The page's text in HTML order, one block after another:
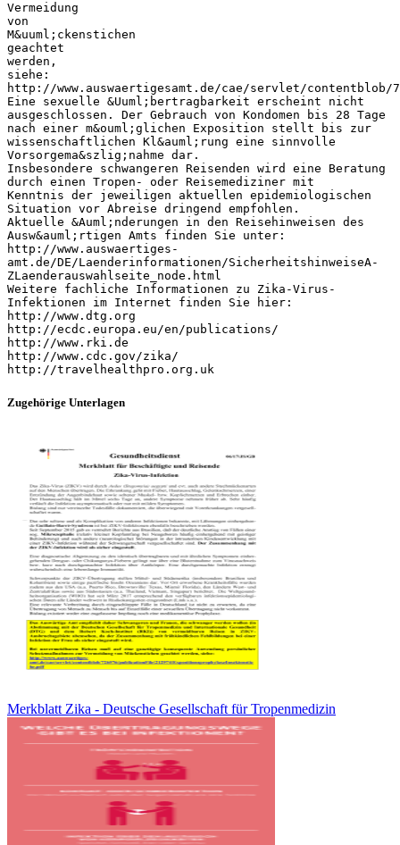
Vermeidung
von
M&uuml;ckenstichen
geachtet
werden,
siehe:
http://www.auswaertigesamt.de/cae/servlet/
Eine sexuelle &Uuml;bertragbarkeit erscheint nicht
ausgeschlossen. Der Gebrauch von Kondomen bis 28 Tage
nach einer m&ouml;glichen Exposition stellt bis zur
wissenschaftlichen Kl&auml;rung eine sinnvolle
Vorsorgema&szlig;nahme dar.
Insbesondere schwangeren Reisenden wird eine Beratung
durch einen Tropen- oder Reisemediziner mit
Kenntnis der jeweiligen aktuellen epidemiologischen
Situation vor Abreise dringend empfohlen.
Aktuelle &Auml;nderungen in den Reisehinweisen des
Ausw&auml;rtigen Amts finden Sie unter:
http://www.auswaertiges-
amt.de/DE/Laenderinformationen/SicherheitshinweiseA-
ZLaenderauswahlseite_node.html
Weitere fachliche Informationen zu Zika-Virus-
Infektionen im Internet finden Sie hier:
http://www.dtg.org
http://ecdc.europa.eu/en/publications/
http://www.rki.de
http://www.cdc.gov/zika/
Zugehörige Unterlagen
Merkblatt Zika - Deutsche Gesellschaft für Tropenmedizin